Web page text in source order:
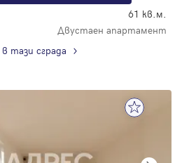
61 кв.м.
Двустаен апартамент
тази сграда